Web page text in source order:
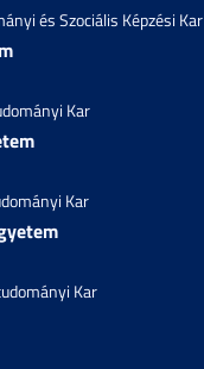
és Szociális Képzési Kar
Kar
Kar
Kar